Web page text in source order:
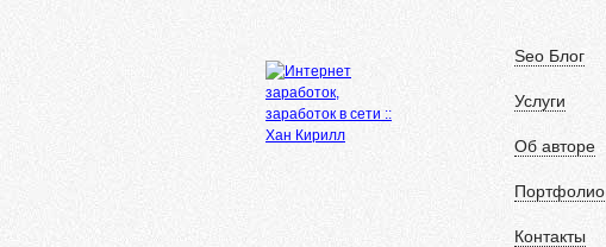
Seo Блог
Услуги
Об авторе
Портфолио
Контакты